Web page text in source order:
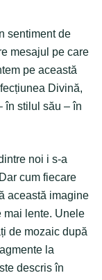
sentiment de
mesajul pe care
pe această
Divină,
în stilul său – în
noi i s-a
cum fiecare
această imagine
mai lente. Unele
de mozaic după
la
descris în